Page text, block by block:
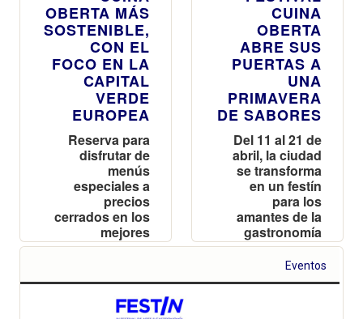
OBERTA MÁS
SOSTENIBLE,
CON EL
FOCO EN LA
CAPITAL
VERDE
EUROPEA
Reserva para
disfrutar de
menús
especiales a
precios
cerrados en los
mejores
restaurantes de
experiencias
gastronómicas
únicas
CUINA
OBERTA
ABRE SUS
PUERTAS A
UNA
PRIMAVERA
DE SABORES
Del 11 al 21 de
abril, la ciudad
se transforma
en un festín
para los
amantes de la
gastronomía
con una edición
renovada del
Festival Cuina
Eventos